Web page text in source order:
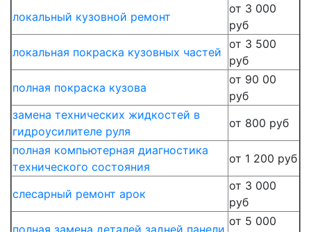
локальный кузовной ремонт
от 3 000
руб
локальная покраска кузовных частей
от 3 500
руб
полная покраска кузова
от 90 00
руб
замена технических жидкостей в
гидроусилителе руля
от 800 руб
полная компьютерная диагностика
технического состояния
от 1 200 руб
слесарный ремонт арок
от 3 000
руб
полная замена деталей задней панели
от 5 000